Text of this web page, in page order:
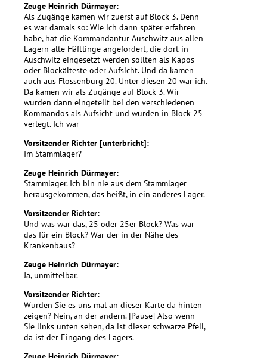
Zeuge Heinrich Dürmayer:
Als Zugänge kamen wir zuerst auf Block 3. Denn
es war damals so: Wie ich dann später erfahren
habe, hat die Kommandantur Auschwitz aus allen
Lagern alte Häftlinge angefordert, die dort in
Auschwitz eingesetzt werden sollten als Kapos
oder Blockälteste oder Aufsicht. Und da kamen
auch aus Flossenbürg 20. Unter diesen 20 war ich.
Da kamen wir als Zugänge auf Block 3. Wir
wurden dann eingeteilt bei den verschiedenen
Kommandos als Aufsicht und wurden in Block 25
verlegt. Ich war
Vorsitzender Richter [unterbricht]:
Im Stammlager?
Zeuge Heinrich Dürmayer:
Stammlager. Ich bin nie aus dem Stammlager
herausgekommen, das heißt, in ein anderes Lager.
Vorsitzender Richter:
Und was war das, 25 oder 25er Block? Was war
das für ein Block? War der in der Nähe des
Krankenbaus?
Zeuge Heinrich Dürmayer:
Ja, unmittelbar.
Vorsitzender Richter:
Würden Sie es uns mal an dieser Karte da hinten
zeigen? Nein, an der andern. [Pause] Also wenn
Sie links unten sehen, da ist dieser schwarze Pfeil,
da ist der Eingang des Lagers.